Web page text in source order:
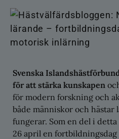
Svenska
för att stärka kunskapen
för modern forskning och
både människor och hästar
fungerar. Som en del i
26 april en